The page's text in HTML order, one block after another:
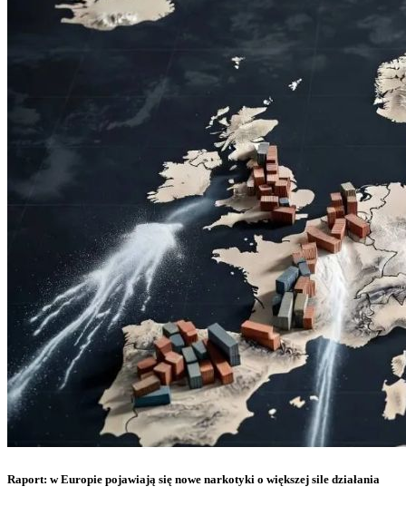
Raport: w Europie pojawiają się nowe narkotyki o większej sile działania